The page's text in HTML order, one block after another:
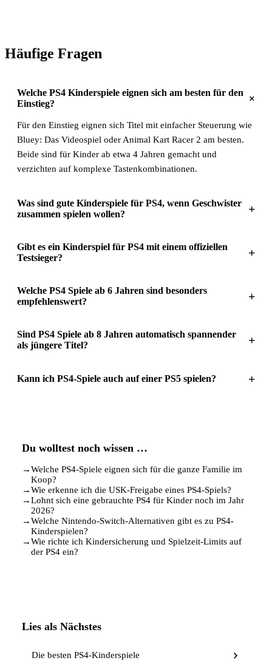
Häufige Fragen
Welche PS4 Kinderspiele eignen sich am besten für den
Einstieg?
+
Für den Einstieg eignen sich Titel mit einfacher Steuerung wie
Bluey: Das Videospiel oder Animal Kart Racer 2 am besten.
Beide sind für Kinder ab etwa 4 Jahren gemacht und
verzichten auf komplexe Tastenkombinationen.
Was sind gute Kinderspiele für PS4, wenn Geschwister
zusammen spielen wollen?
+
Gibt es ein Kinderspiel für PS4 mit einem offiziellen
Testsieger?
+
Welche PS4 Spiele ab 6 Jahren sind besonders
empfehlenswert?
+
Sind PS4 Spiele ab 8 Jahren automatisch spannender
als jüngere Titel?
+
Kann ich PS4-Spiele auch auf einer PS5 spielen? +
Du wolltest noch wissen …
→Welche PS4-Spiele eignen sich für die ganze Familie im
Koop?
→Wie erkenne ich die USK-Freigabe eines PS4-Spiels?
→Lohnt sich eine gebrauchte PS4 für Kinder noch im Jahr
2026?
→Welche Nintendo-Switch-Alternativen gibt es zu PS4-
Kinderspielen?
→Wie richte ich Kindersicherung und Spielzeit-Limits auf
der PS4 ein?
Lies als Nächstes
Die besten PS4-Kinderspiele